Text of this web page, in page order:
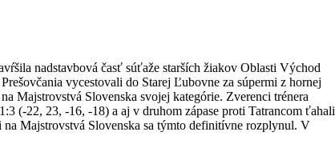
nadstavbová časť súťaže starších žiakov Oblasti Východ
vycestovali do Starej Ľubovne za súpermi z hornej
Majstrovstvá Slovenska svojej kategórie. Zverenci trénera
(-22, 23, -16, -18) a aj v druhom zápase proti Tatrancom ťahali
Majstrovstvá Slovenska sa týmto definitívne rozplynul. V